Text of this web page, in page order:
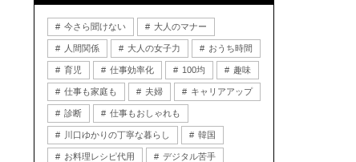
今さら聞けない 大人のマナー
人間関係 大人の女子力 おうち時間
育児 仕事効率化 100均 趣味
仕事も家庭も 夫婦 キャリアアップ
診断 仕事もおしゃれも
川口ゆかりの丁寧な暮らし 韓国
お料理レシピ代用 デジタル苦手